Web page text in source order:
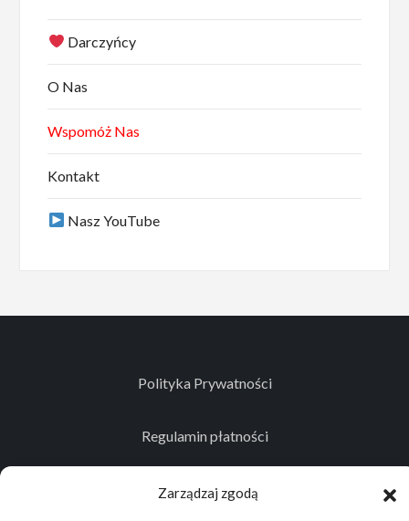
Zarządzaj zgodą
Darczyńcy
O Nas
Wspomóż Nas
Kontakt
Nasz YouTube
Polityka Prywatności
Regulamin płatności
Kontakt